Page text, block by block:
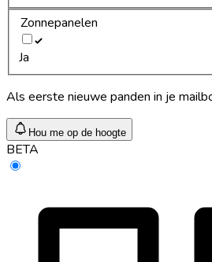
Zonnepanelen
Ja
Als eerste nieuwe panden in je
Hou me op de hoogte
BETA